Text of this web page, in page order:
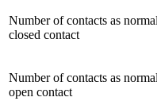
Number of contacts as
closed contact
Number of contacts as
open contact